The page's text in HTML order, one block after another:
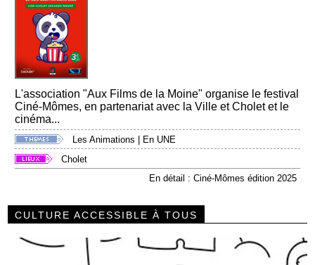
L'association "Aux Films de la Moine" organise le festival
Ciné-Mômes, en partenariat avec la Ville et Cholet et le
cinéma...
Les Animations
En UNE
Cholet
En détail : Ciné-Mômes édition 2025
CULTURE ACCESSIBLE À TOUS